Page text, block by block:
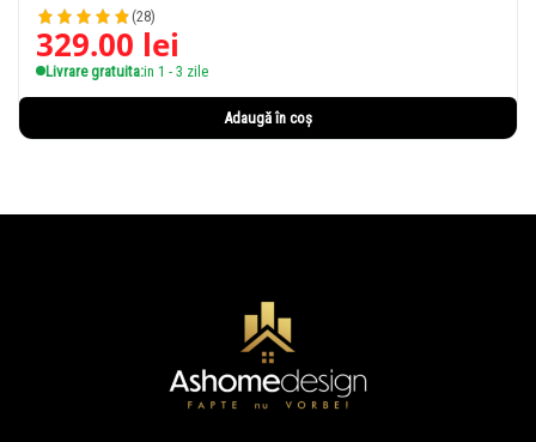
(28)
329.00 lei
Livrare gratuita:in 1 - 3 zile
Adaugă în coș